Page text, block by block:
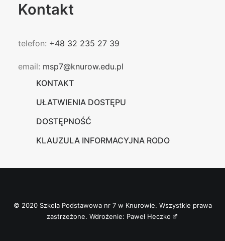
Kontakt
telefon: +48 32 235 27 39
email: msp7@knurow.edu.pl
KONTAKT
UŁATWIENIA DOSTĘPU
DOSTĘPNOŚĆ
KLAUZULA INFORMACYJNA RODO
© 2020 Szkoła Podstawowa nr 7 w Knurowie. Wszystkie prawa
zastrzeżone. Wdrożenie: Paweł Heczko